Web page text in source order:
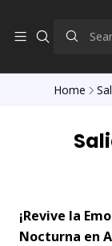
Home
¡Revive la
Nocturna en